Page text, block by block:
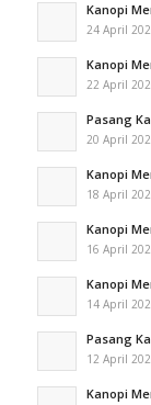
Kanopi
24 April
Kanopi
22 April
Pasang
20 April
Kanopi
18 April
Kanopi
16 April
Kanopi
14 April
Pasang
12 April
Kanopi